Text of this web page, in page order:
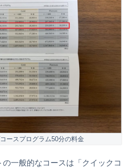
ースプログラム50分の料金
一般的なコースは「クイックコ